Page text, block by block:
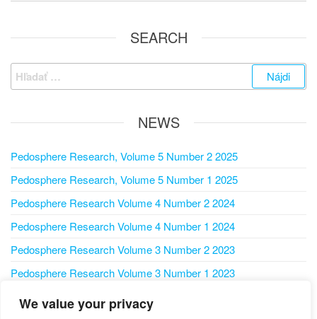
We value your privacy
SEARCH
NEWS
Pedosphere Research, Volume 5 Number 2 2025
Pedosphere Research, Volume 5 Number 1 2025
Pedosphere Research Volume 4 Number 2 2024
Pedosphere Research Volume 4 Number 1 2024
Pedosphere Research Volume 3 Number 2 2023
Pedosphere Research Volume 3 Number 1 2023
Pedosphere Research Volume 2 Number 2 2022